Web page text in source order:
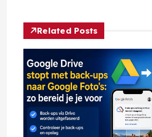
n
a
v
Related Posts